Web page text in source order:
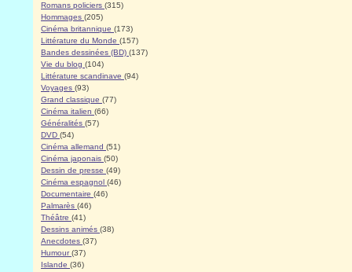
Romans policiers (315)
Hommages (205)
Cinéma britannique (173)
Littérature du Monde (157)
Bandes dessinées (BD) (137)
Vie du blog (104)
Littérature scandinave (94)
Voyages (93)
Grand classique (77)
Cinéma italien (66)
Généralités (57)
DVD (54)
Cinéma allemand (51)
Cinéma japonais (50)
Dessin de presse (49)
Cinéma espagnol (46)
Documentaire (46)
Palmarès (46)
Théâtre (41)
Dessins animés (38)
Anecdotes (37)
Humour(37)
Islande (36)